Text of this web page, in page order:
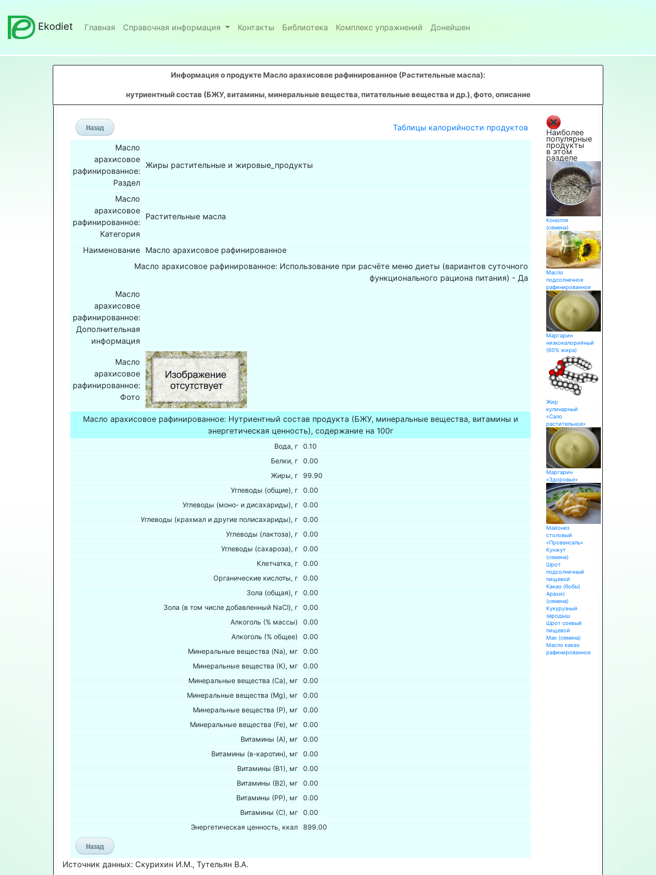
Ekodiet Главная Справочная информация Контакты Библиотека Комплекс упражнений Донейшен
Информация о продукте Масло арахисовое рафинированное (Растительные масла):
нутриентный состав (БЖУ, витамины, минеральные вещества, питательные вещества и др.), фото, описание
Таблицы калорийности продуктов
Масло
арахисовое
рафинированное:
Раздел
Жиры растительные и жировые_продукты
Масло
арахисовое
рафинированное:
Категория
Растительные масла
Наименование Масло арахисовое рафинированное
Масло арахисовое рафинированное: Использование при расчёте меню диеты (вариантов суточного
функционального рациона питания) - Да
Масло
арахисовое
рафинированное:
Дополнительная
информация
Масло
арахисовое
рафинированное:
Фото
Масло арахисовое рафинированное: Нутриентный состав продукта (БЖУ, минеральные вещества, витамины и
энергетическая ценность), содержание на 100г
Вода, г
0.10
Белки, г
0.00
Жиры, г
99.90
Углеводы (общие), г
0.00
Углеводы (моно- и дисахариды), г
0.00
Углеводы (крахмал и другие полисахариды), г
0.00
Углеводы (лактоза), г
0.00
Углеводы (сахароза), г
0.00
Клетчатка, г
0.00
Органические кислоты, г
0.00
Зола (общая), г
0.00
Зола (в том числе добавленный NaCl), г
0.00
Алкоголь (% массы)
0.00
Алкоголь (% общее)
0.00
Минеральные вещества (Na), мг
0.00
Минеральные вещества (К), мг
0.00
Минеральные вещества (Са), мг
0.00
Минеральные вещества (Mg), мг
0.00
Минеральные вещества (Р), мг
0.00
Минеральные вещества (Fe), мг
0.00
Витамины (А), мг
0.00
Витамины (в-каротин), мг
0.00
Витамины (В1), мг
0.00
Витамины (В2), мг
0.00
Витамины (РР), мг
0.00
Витамины (С), мг
0.00
Энергетическая ценность, ккал
899.00
Наиболее
популярные
продукты
в этом
разделе
Конопля
(семена)
Масло
подсолнечное
рафинированное
Маргарин
низкокалорийный
(60% жира)
Жир
кулинарный
«Сало
растительное»
Маргарин
«Здоровье»
Майонез
столовый
«Провансаль»
Кунжут
(семена)
Шрот
подсолнечный
пищевой
Какао (бобы)
Арахис
(семена)
Кукурузный
зародыш
Шрот соевый
пищевой
Мак (семена)
Масло какао
рафинированное
Источник данных: Скурихин И.М., Тутельян В.А.